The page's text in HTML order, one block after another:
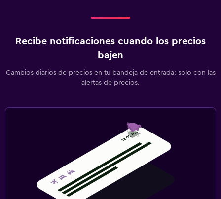
Recibe notificaciones cuando los precios
bajen
Cambios diarios de precios en tu bandeja de entrada: solo con las
alertas de precios.